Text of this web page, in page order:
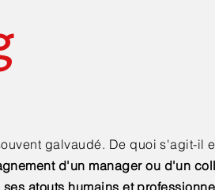
galvaudé. De quoi s'agit-il
d'un manager ou d'un
atouts humains et